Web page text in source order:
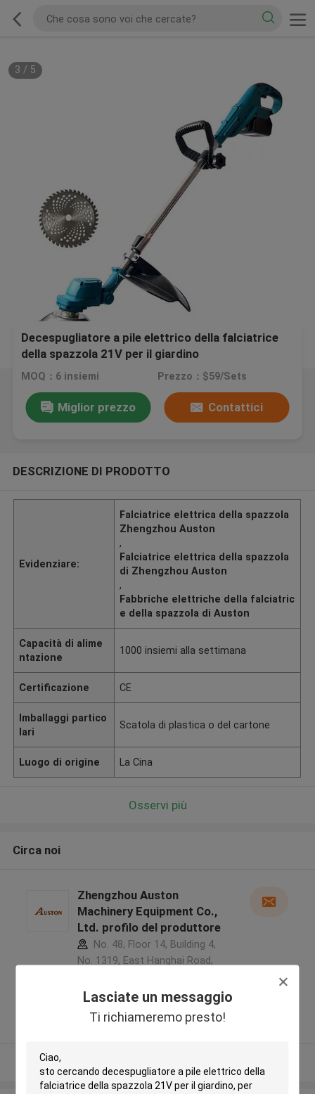
Lasciate un messaggio
Ti richiameremo presto!
3 / 5
Decespugliatore a pile elettrico della falciatrice
della spazzola 21V per il giardino
MOQ：6 insiemi Prezzo：$59/Sets
Miglior prezzo Contattici
DESCRIZIONE DI PRODOTTO
Evidenziare:
Falciatrice elettrica della spazzola
Zhengzhou Auston
,
Falciatrice elettrica della spazzola
di Zhengzhou Auston
,
Fabbriche elettriche della falciatric
e della spazzola di Auston
Capacità di alime
ntazione
1000 insiemi alla settimana
Certificazione CE
Imballaggi partico
lari
Scatola di plastica o del cartone
Luogo di origine La Cina
Osservi più
Circa noi
Zhengzhou Auston
Machinery Equipment Co.,
Ltd. profilo del produttore
No. 48, Floor 14, Building 4,
No. 1319, East Hanghai Road,
Free Trade Zone ,Porcellana
Fornitore verificato